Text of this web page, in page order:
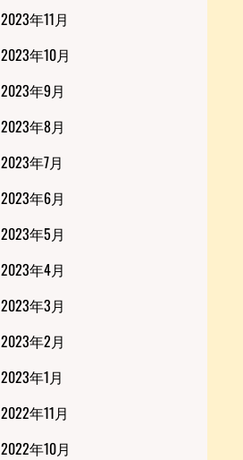
2023年11月
2023年10月
2023年9月
2023年8月
2023年7月
2023年6月
2023年5月
2023年4月
2023年3月
2023年2月
2023年1月
2022年11月
2022年10月